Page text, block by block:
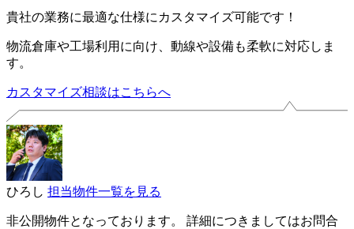
貴社の業務に最適な仕様にカスタマイズ可能です！
物流倉庫や工場利用に向け、動線や設備も柔軟に対応しま
す。
カスタマイズ相談はこちらへ
ひろし 担当物件一覧を見る
非公開物件となっております。 詳細につきましてはお問合